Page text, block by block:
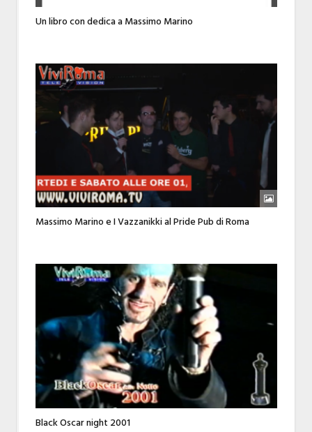
Un libro con dedica a Massimo Marino
Massimo Marino e I Vazzanikki al Pride Pub di Roma
Black Oscar night 2001